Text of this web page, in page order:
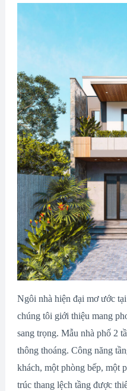
Ngôi nhà hiện đại mơ ước
chúng tôi giới thiệu mang
sang trọng. Mẫu nhà phố 2
thông thoáng. Công năng
khách, một phòng bếp, một
trúc thang lệch tầng được